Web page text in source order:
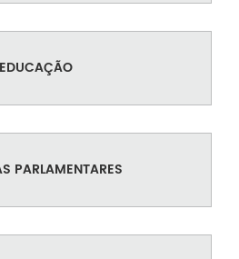
EDUCAÇÃO
PARLAMENTARES